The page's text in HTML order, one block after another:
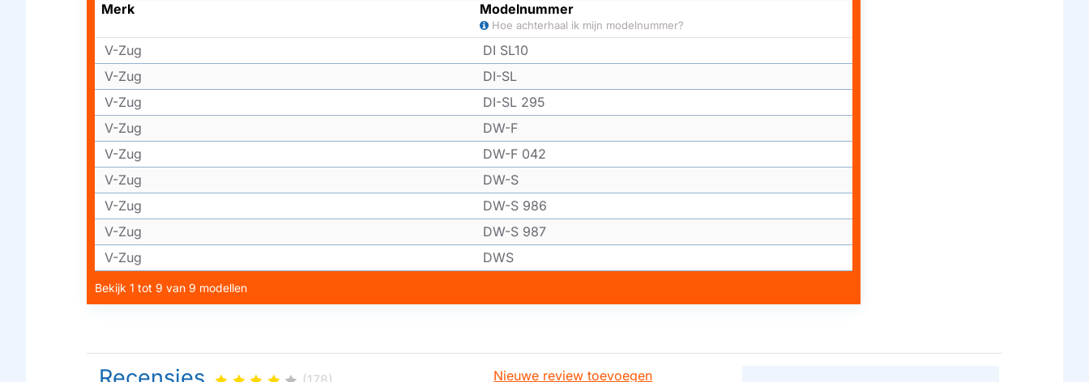
Merk Modelnummer
Hoe achterhaal ik mijn modelnummer?
V-Zug
DI SL10
V-Zug
DI-SL
V-Zug
DI-SL 295
V-Zug
DW-F
V-Zug
DW-F 042
V-Zug
DW-S
V-Zug
DW-S 986
V-Zug
DW-S 987
V-Zug
DWS
Bekijk 1 tot 9 van 9 modellen
Nieuwe review toevoegen